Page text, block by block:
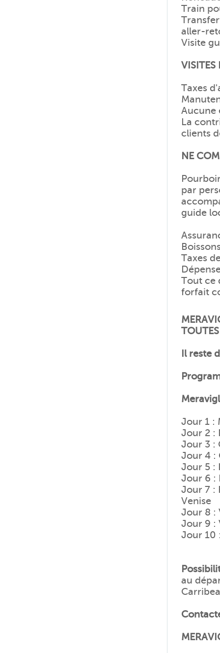
Train
aller-
Visite
VISITES
Taxes
Aucune
La
clients
NE
par
guide
Taxes
Tout ce
forfait
Il reste
Jour 1 :
Jour 2 :
Jour 3 :
Jour 4 :
Jour 5 :
Jour 6 :
Jour 7 :
Venise
Jour 8 :
Jour 9 :
Jour 10
au